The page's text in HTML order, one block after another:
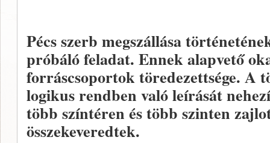
Pécs szerb megszállása
próbáló feladat. Ennek alapvető
forráscsoportok töredezettsége. A
logikus rendben való leírását
több színtéren és több szinten
összekeveredtek.